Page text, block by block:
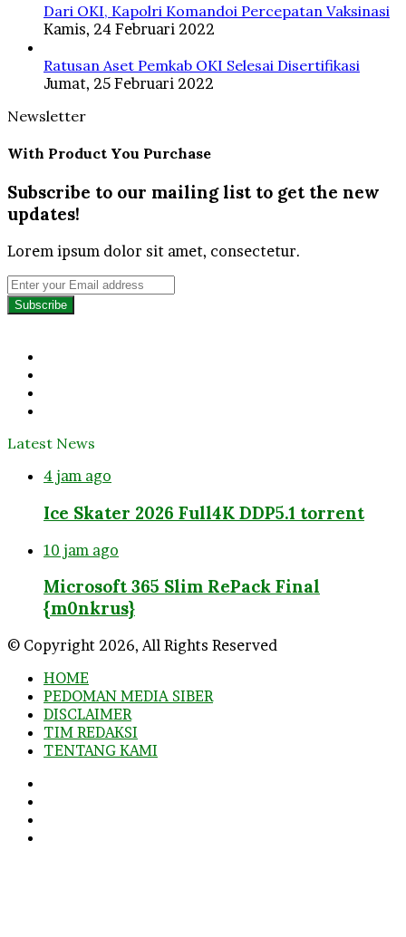
Dari OKI, Kapolri Komandoi Percepatan Vaksinasi
Kamis, 24 Februari 2022
Ratusan Aset Pemkab OKI Selesai Disertifikasi
Jumat, 25 Februari 2022
Newsletter
With Product You Purchase
Subscribe to our mailing list to get the new
updates!
Lorem ipsum dolor sit amet, consectetur.
Enter
your
Email
Latest News
4 jam ago
Ice Skater 2026 Full4K DDP5.1 torrent
10 jam ago
Microsoft 365 Slim RePack Final
{m0nkrus}
© Copyright 2026, All Rights Reserved
HOME
PEDOMAN MEDIA SIBER
DISCLAIMER
TIM REDAKSI
TENTANG KAMI